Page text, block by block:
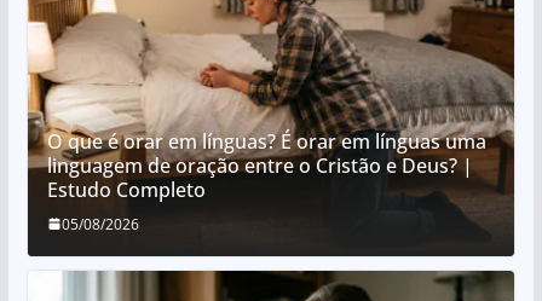
O que é orar em línguas? É orar em línguas uma
linguagem de oração entre o Cristão e Deus? |
Estudo Completo
05/08/2026